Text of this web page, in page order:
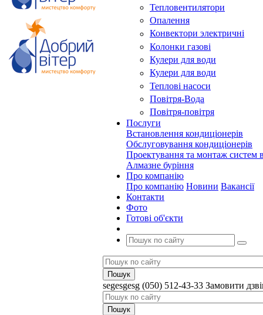
Тепловентилятори
Опалення
Конвектори электричні
Колонки газові
Кулери для води
Кулери для води
Теплові насоси
Повітря-Вода
Повітря-повітря
Послуги
Встановлення кондиціонерів
Обслуговування кондиціонерів
Проектування та монтаж систем
Алмазне буріння
Про компанію
Про компанію Новини Вакансії
Контакти
Фото
Готові об'єкти
segesgesg (050) 512-43-33 Замовити